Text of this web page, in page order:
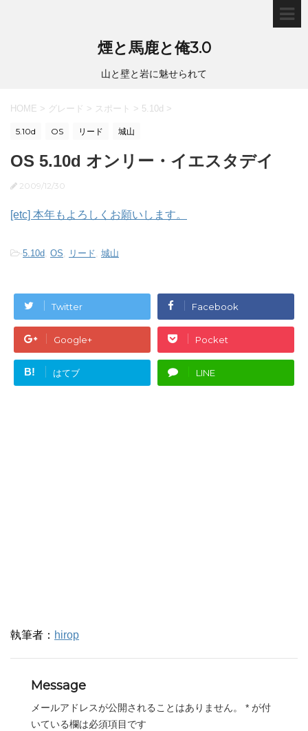
煙と馬鹿と俺3.0
山と壁と岩に魅せられて
HOME > グレード > スポート > 5.10d >
5.10d OS リード 城山
OS 5.10d オンリー・イエスタデイ
2009/12/30
[etc] 本年もよろしくお願いします。
-5.10d, OS, リード, 城山
Twitter Facebook
Google+ Pocket
B! はてブ LINE
執筆者： hirop
Message
メールアドレスが公開されることはありません。 * が付
いている欄は必須項目です